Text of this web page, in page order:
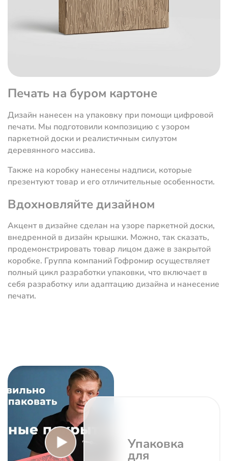
Печать на буром картоне
Дизайн нанесен на упаковку при помощи цифровой
печати. Мы подготовили композицию с узором
паркетной доски и реалистичным силуэтом
деревянного массива.
Также на коробку нанесены надписи, которые
презентуют товар и его отличительные особенности.
Вдохновляйте дизайном
Акцент в дизайне сделан на узоре паркетной доски,
внедренной в дизайн крышки. Можно, так сказать,
продемонстрировать товар лицом даже в закрытой
коробке. Группа компаний Гофромир осуществляет
полный цикл разработки упаковки, что включает в
себя разработку или адаптацию дизайна и нанесение
печати.
Упаковка
для